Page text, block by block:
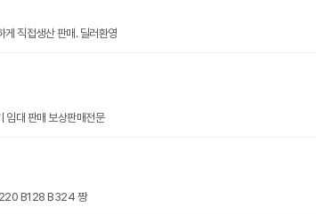
게 직접생산 판매. 딜러환영
임대 판매 보상판매전문
B128 B324 짱